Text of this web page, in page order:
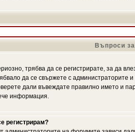
Въпроси
трябва да се регистрирате, за да
да се свържете с администраторите
дали въвеждате правилно името и
информация.
регистрирам?